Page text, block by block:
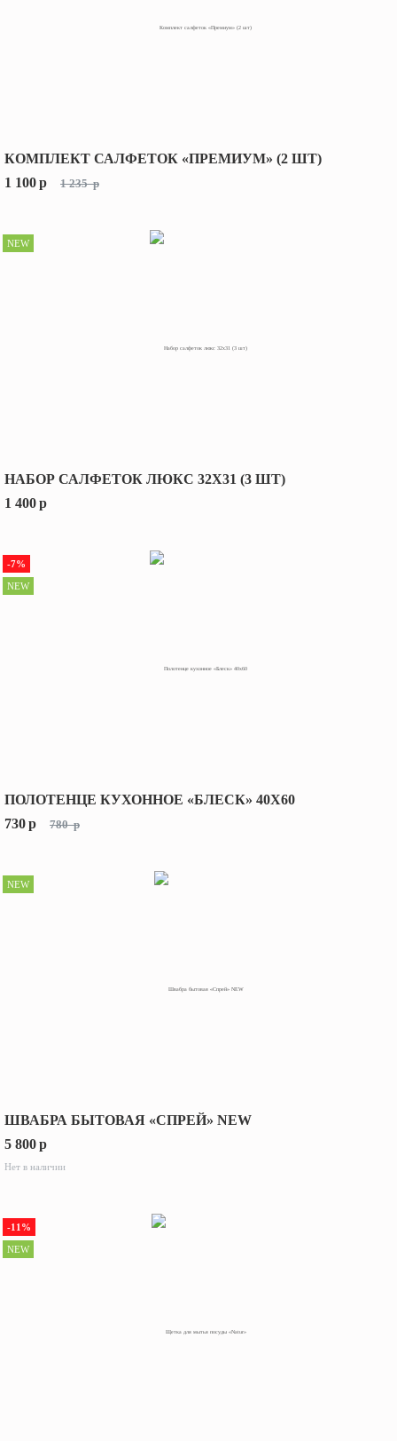
КОМПЛЕКТ САЛФЕТОК «ПРЕМИУМ» (2 ШТ)
1 100p 1 235 p
НАБОР САЛФЕТОК ЛЮКС 32Х31 (3 ШТ)
1 400p
NEW
ПОЛОТЕНЦЕ КУХОННОЕ «БЛЕСК» 40X60
730p 780 p
-7%
NEW
ШВАБРА БЫТОВАЯ «СПРЕЙ» NEW
5 800p
Нет в наличии
NEW
-11%
NEW